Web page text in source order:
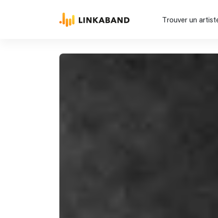
Trouver un